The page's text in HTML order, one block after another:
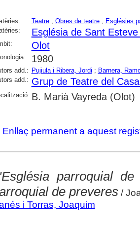
Teatre; Obres de teatre; Esglésies
Església de Sant
Olot
1980
add.: Pujiula i Ribera, Jordi ; Barnera,
add.: Grup de Teatre del
B. Marià Vayreda (Olot)
Enllaç permanent a aquest
parroquial
de preveres/
i Torras, Joaquim